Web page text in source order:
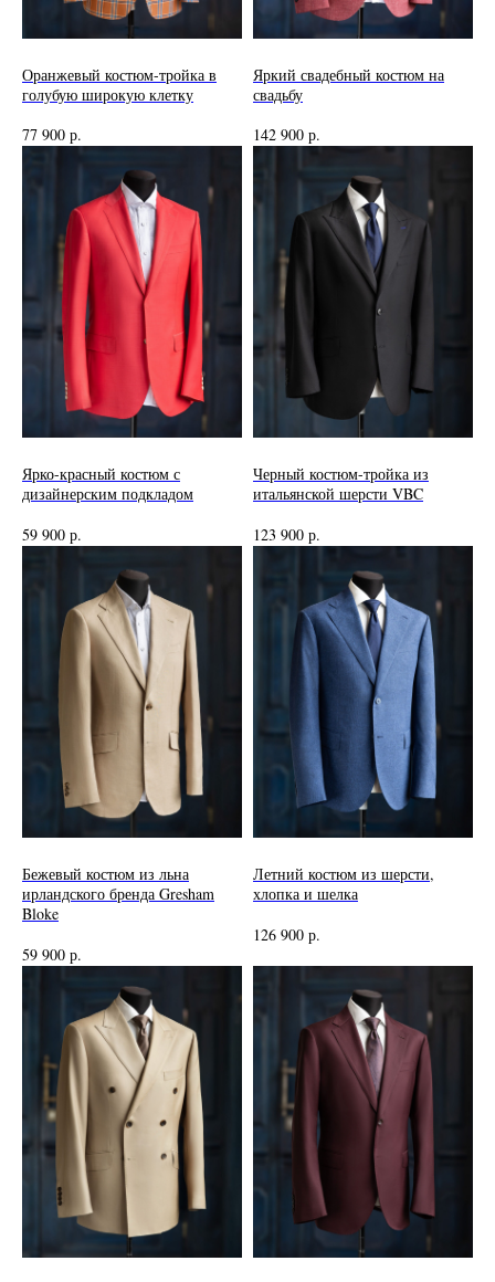
Оранжевый костюм-тройка в
голубую широкую клетку
77 900 р.
Яркий свадебный костюм на
свадьбу
142 900 р.
Ярко-красный костюм с
дизайнерским подкладом
59 900 р.
Черный костюм-тройка из
итальянской шерсти VBC
123 900 р.
Бежевый костюм из льна
ирландского бренда Gresham
Bloke
59 900 р.
Летний костюм из шерсти,
хлопка и шелка
126 900 р.